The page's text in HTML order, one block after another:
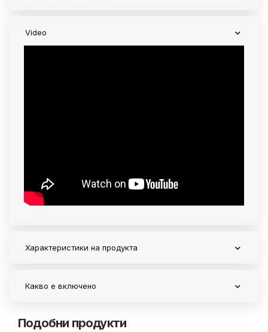
Video
Характеристики на продукта
Какво е включено
Подобни продукти